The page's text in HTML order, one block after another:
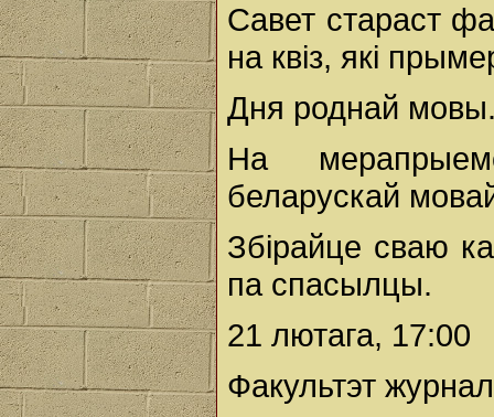
Савет стараст
на квіз, які
Дня роднай
На
беларускай
Збірайце сваю
па спасылцы.
21 лютага, 17:00
Факультэт